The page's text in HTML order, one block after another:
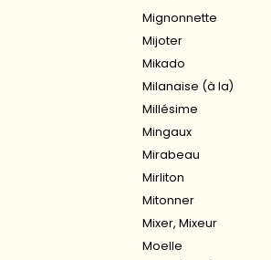
Mignonnette
Mijoter
Mikado
Milanaise (à la)
Millésime
Mingaux
Mirabeau
Mirliton
Mitonner
Mixer, Mixeur
Moelle